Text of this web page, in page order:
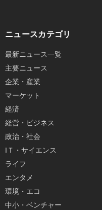
ニュースカテゴリ
最新ニュース一覧
主要ニュース
企業・産業
マーケット
経済
経営・ビジネス
政治・社会
IＴ・サイエンス
ライフ
エンタメ
環境・エコ
中小・ベンチャー